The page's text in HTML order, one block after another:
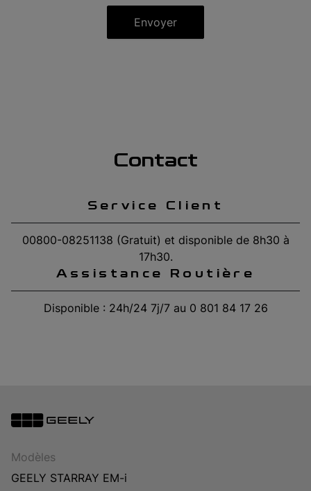
Envoyer
Contact
Service Client
00800-08251138 (Gratuit) et disponible de 8h30 à
17h30.
Assistance Routière
Disponible : 24h/24 7j/7 au 0 801 84 17 26
Modèles
GEELY STARRAY EM-i